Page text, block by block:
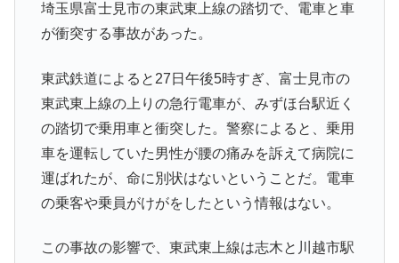
埼玉県富士見市の東武東上線の踏切で、電車と車
が衝突する事故があった。
東武鉄道によると27日午後5時すぎ、富士見市の
東武東上線の上りの急行電車が、みずほ台駅近く
の踏切で乗用車と衝突した。警察によると、乗用
車を運転していた男性が腰の痛みを訴えて病院に
運ばれたが、命に別状はないということだ。電車
の乗客や乗員がけがをしたという情報はない。
この事故の影響で、東武東上線は志木と川越市駅